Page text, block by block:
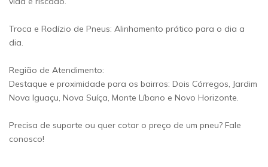
Troca e Rodízio de Pneus: Alinhamento prático para o dia a
dia.
Região de Atendimento:
Destaque e proximidade para os bairros: Dois Córregos, Jardim
Nova Iguaçu, Nova Suíça, Monte Líbano e Novo Horizonte.
Precisa de suporte ou quer cotar o preço de um pneu? Fale
conosco!